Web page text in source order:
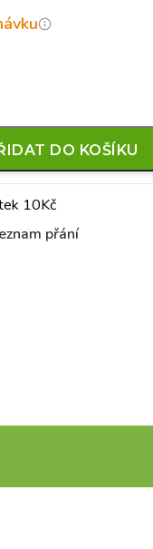
DO KOŠÍKU
10Kč
přání